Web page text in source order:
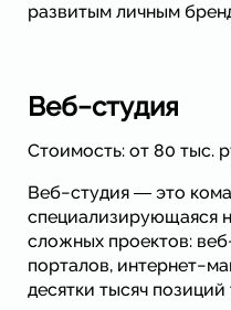
развитым личным
Веб−студия
Стоимость: от 80 тыс.
Веб−студия ― это
специализирующаяся
сложных проектов:
порталов,
десятки тысяч позиций